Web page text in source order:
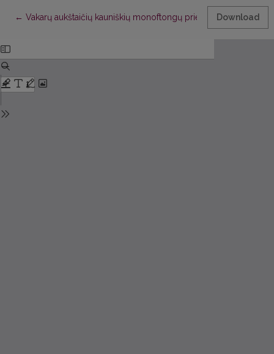
← Return to Article Details
Vakarų aukštaičių kauniškių monoftongų priegaidžių fonetiniai
Download